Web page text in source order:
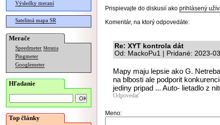
Výsledky meraní
Satelitná mapa SR
Merače
Speedmeter Merania
Pingmeter
Googlemeter
Hľadanie
Top články
Prispievajte do diskusií ako prihlásený
Komentár, na ktorý odpovedáte:
Re: XYT kontrola dát
Od: MackoPu1 | Pridané: 2023-
Mapy maju lepsie ako G.
na blbosti ale podporit
jediny pripad ... Auto- lietadlo z
Odpovedať
Meno: